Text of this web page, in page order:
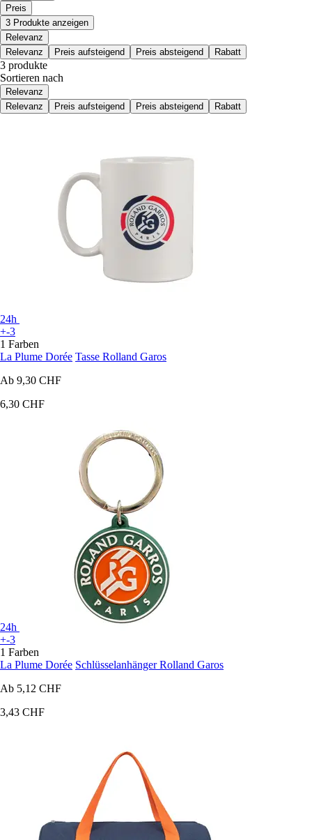
Preis
3 Produkte anzeigen
Relevanz
Relevanz
Preis aufsteigend Preis absteigend Rabatt
3 produkte
Sortieren nach
Relevanz
Relevanz
Preis aufsteigend Preis absteigend Rabatt
24h
+-3
1 Farben
La Plume Dorée Tasse Rolland Garos
Ab 9,30 CHF
6,30 CHF
24h
+-3
1 Farben
La Plume Dorée Schlüsselanhänger Rolland Garos
Ab 5,12 CHF
3,43 CHF